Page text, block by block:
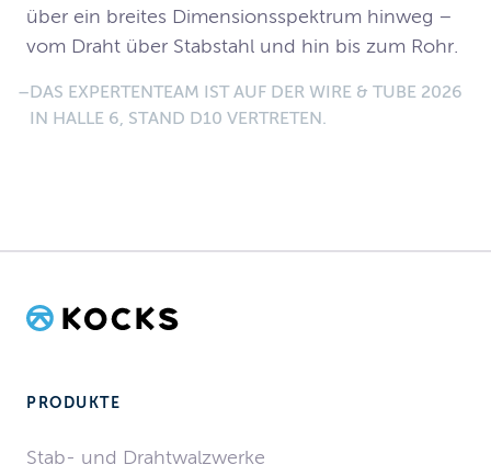
über ein breites Dimensionsspektrum hinweg –
vom Draht über Stabstahl und hin bis zum Rohr.
DAS EXPERTENTEAM IST AUF DER WIRE & TUBE 2026
IN HALLE 6, STAND D10 VERTRETEN.
PRODUKTE
Stab- und Drahtwalzwerke